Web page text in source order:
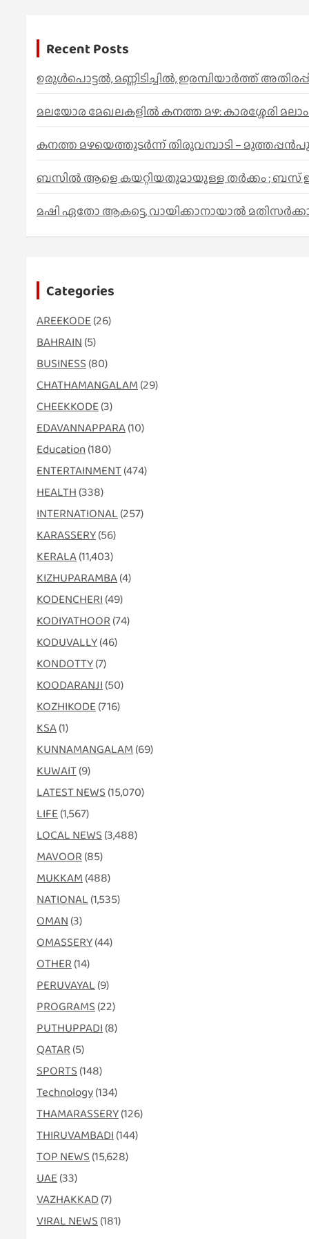
Recent Posts
ഉരുൾപൊട്ടൽ, മണ്ണിടിച്ചിൽ, ഇരമ്പിയാര്‍ത്ത്
മലയോര മേഖലകളിൽ കനത്ത മഴ: കാരശ്ശേരി
കനത്ത മഴയെത്തുടർന്ന് തിരുവമ്പാടി –
ബസിൽ ആളെ കയറ്റിയതുമായുള്ള തർക്കം ; ബസ്
മഷി ഏതോ ആകട്ടെ, വായിക്കാനായാൽ
Categories
AREEKODE(26)
BAHRAIN(5)
BUSINESS(80)
CHATHAMANGALAM(29)
CHEEKKODE(3)
EDAVANNAPPARA(10)
Education(180)
ENTERTAINMENT(474)
HEALTH(338)
INTERNATIONAL(257)
KARASSERY(56)
KERALA(11,403)
KIZHUPARAMBA(4)
KODENCHERI(49)
KODIYATHOOR(74)
KODUVALLY(46)
KONDOTTY(7)
KOODARANJI(50)
KOZHIKODE(716)
KSA(1)
KUNNAMANGALAM(69)
KUWAIT(9)
LATEST NEWS(15,070)
LIFE(1,567)
LOCAL NEWS(3,488)
MAVOOR(85)
MUKKAM(488)
NATIONAL(1,535)
OMAN(3)
OMASSERY(44)
OTHER(14)
PERUVAYAL(9)
PROGRAMS(22)
PUTHUPPADI(8)
QATAR(5)
SPORTS(148)
Technology(134)
THAMARASSERY(126)
THIRUVAMBADI(144)
TOP NEWS(15,628)
UAE(33)
VAZHAKKAD(7)
VIRAL NEWS(181)